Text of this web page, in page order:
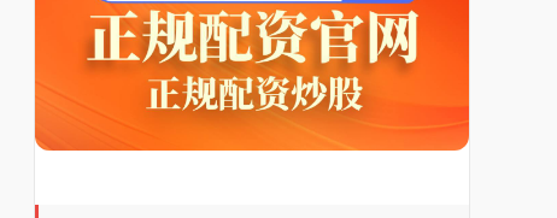
基金指数 7229.80 -1.63 -0.02%